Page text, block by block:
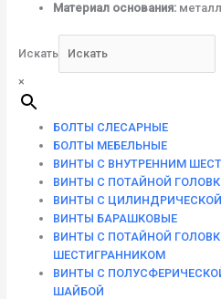
Материал основания:
Искать
×
БОЛТЫ СЛЕСАРНЫЕ
БОЛТЫ МЕБЕЛЬНЫЕ
ВИНТЫ С ВНУТРЕННИМ
ВИНТЫ С ПОТАЙНОЙ
ВИНТЫ С
ВИНТЫ БАРАШКОВЫЕ
ВИНТЫ С ПОТАЙНОЙ
ШЕСТИГРАННИКОМ
ВИНТЫ С
ШАЙБОЙ